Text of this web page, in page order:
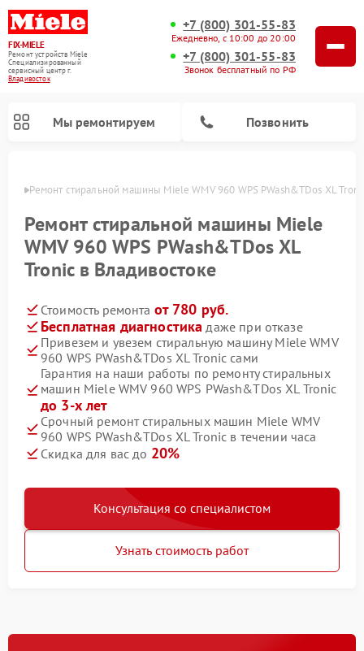
FIX-MIELE
Ремонт устройств Miele
Специализированный
cервисный центр г.
Владивосток
+7 (800) 301-55-83
Ежедневно, с 10:00 до 20:00
+7 (800) 301-55-83
Звонок бесплатный по РФ
Мы ремонтируем Позвонить
Ремонт стиральной машины Miele WMV 960 WPS PWash&TDos XL
Ремонт стиральной машины Miele
WMV 960 WPS PWash&TDos XL
Tronic в Владивостоке
Стоимость ремонта от 780 руб.
Бесплатная диагностика даже при отказе
Привезем и увезем стиральную машину Miele WMV
960 WPS PWash&TDos XL Tronic сами
Гарантия на наши работы по ремонту стиральных
машин Miele WMV 960 WPS PWash&TDos XL Tronic
до 3-х лет
Срочный ремонт стиральных машин Miele WMV
960 WPS PWash&TDos XL Tronic в течении часа
Скидка для вас до 20%
Консультация со специалистом
Узнать стоимость работ